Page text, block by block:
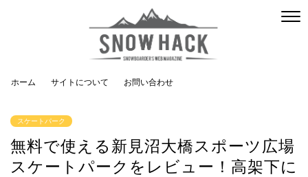
ホーム サイトについて お問い合わせ
スケートパーク
無料で使える新見沼大橋スポーツ広場
スケートパークをレビュー！高架下に